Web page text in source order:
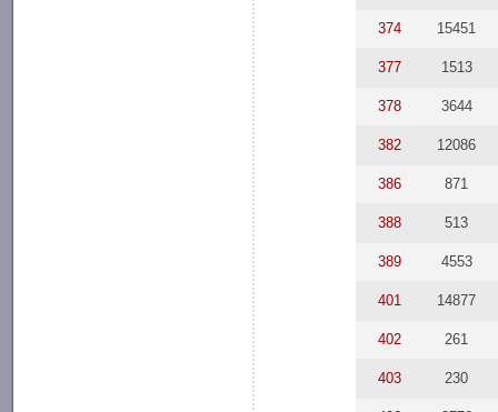
374 15451
377 1513
378 3644
382 12086
386 871
388 513
389 4553
401 14877
402 261
403 230